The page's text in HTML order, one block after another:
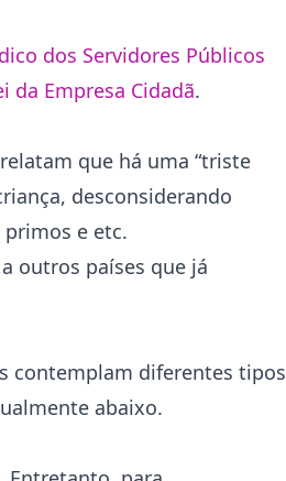
dos Servidores Públicos
da Empresa Cidadã.
que há uma “triste
desconsiderando
e etc.
outros países que já
contemplam diferentes tipos
abaixo.